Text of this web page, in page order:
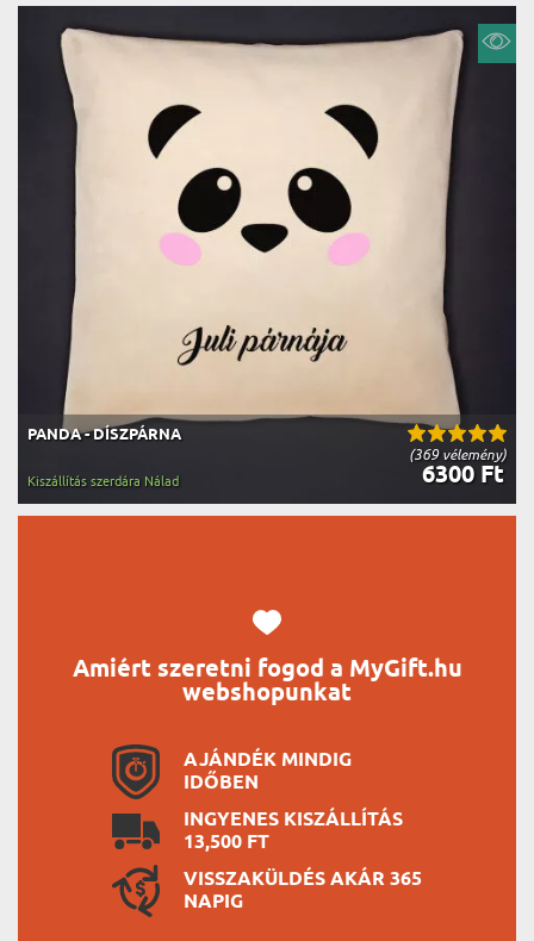
(369 vélemény)
PANDA - DÍSZPÁRNA
6300 Ft
Kiszállítás szerdára Nálad
Amiért szeretni fogod a MyGift.hu
webshopunkat
AJÁNDÉK MINDIG
IDŐBEN
INGYENES KISZÁLLÍTÁS
13,500 FT
VISSZAKÜLDÉS AKÁR 365
NAPIG